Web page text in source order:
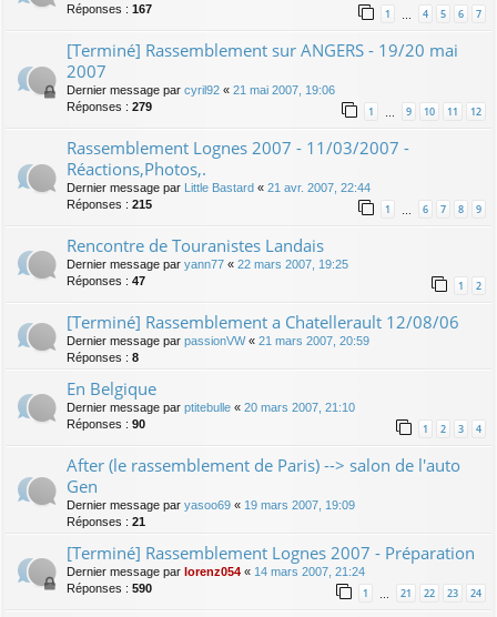
Réponses : 167 1 4 5 6 7
[Terminé] Rassemblement sur ANGERS - 19/20 mai
2007
Dernier message par cyril92 « 21 mai 2007, 19:06
Réponses : 279 1 9 10 11 12
Rassemblement Lognes 2007 - 11/03/2007 -
Réactions,Photos,.
Dernier message par Little Bastard « 21 avr. 2007, 22:44
Réponses : 215 1 6 7 8 9
Rencontre de Touranistes Landais
Dernier message par yann77 « 22 mars 2007, 19:25
Réponses : 47 1 2
[Terminé] Rassemblement a Chatellerault 12/08/06
Dernier message par passionVW« 21 mars 2007, 20:59
Réponses : 8
En Belgique
Dernier message par ptitebulle « 20 mars 2007, 21:10
Réponses : 90 1 2 3 4
After (le rassemblement de Paris) --> salon de l'auto
Gen
Dernier message par yasoo69 « 19 mars 2007, 19:09
Réponses : 21
[Terminé] Rassemblement Lognes 2007 - Préparation
Dernier message par lorenz054 « 14 mars 2007, 21:24
Réponses : 590 1 … 21 22 23 24